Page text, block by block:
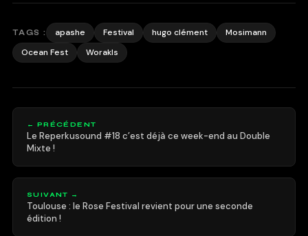
TAGS : apashe Festival hugo clément
Mosimann
Ocean Fest
Worakls
← PRÉCÉDENT
Le Reperkusound #18 c’est déjà ce week-end au Double
Mixte !
SUIVANT →
Toulouse : le Rose Festival revient pour une seconde
édition !